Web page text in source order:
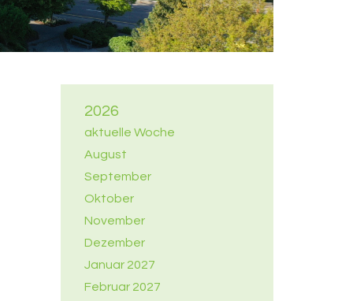
2026
aktuelle Woche
August
September
Oktober
November
Dezember
Januar 2027
Februar 2027